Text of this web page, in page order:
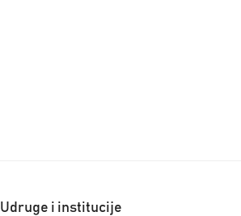
Udruge i institucije